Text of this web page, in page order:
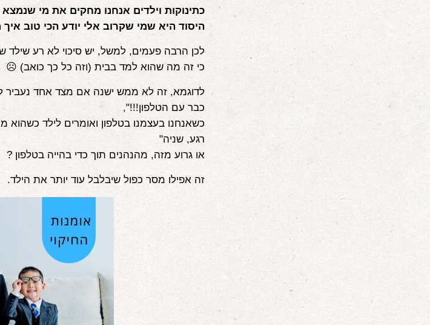
כתינוקות וילדים אנחנו מחקים את מי
היסוד היא שמי שקרוב אלי יודע הכי טוב
לכן הרבה פעמים, למשל, יש סיכוי לא רע שילד
כי זה מה שהוא למד בבית (וזה כל כך כואב) ☹️
לדוגמא, זה לא ממש ישנה אם מצד אחד נעביר
כבר עם הטלפון!!!",
כשאנחנו בעצמנו בטלפון ואומרים לילד
רגע, שניה"
או גרוע מזה, מהנהנים תוך כדי בהייה בטלפון ?
זה אפילו מסר כפול שיבלבל עוד יותר את הילד.